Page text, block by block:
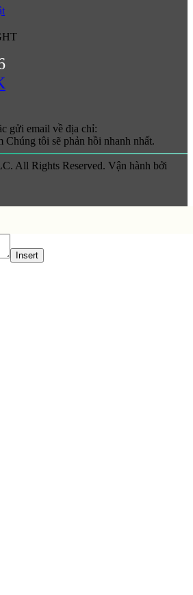
gửi email về địa chỉ:
Chúng tôi sẽ phản hồi nhanh nhất.
All Rights Reserved. Vận hành bởi
Insert